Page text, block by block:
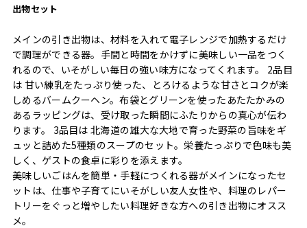
出物セット
メインの引き出物は、材料を入れて電子レンジで加熱するだけ
で調理ができる器。手間と時間をかけずに美味しい一品をつく
れるので、いそがしい毎日の強い味方になってくれます。 2品目
は 甘い練乳をたっぷり使った、とろけるような甘さとコクが楽
しめるバームクーヘン。布袋とグリーンを使ったあたたかみの
あるラッピングは、受け取った瞬間にふたりからの真心が伝わ
ります。 3品目は 北海道の雄大な大地で育った野菜の旨味をギ
ュッと詰めた5種類のスープのセット。栄養たっぷりで色味も美
しく、ゲストの食卓に彩りを添えます。
美味しいごはんを簡単・手軽につくれる器がメインになったセ
ットは、仕事や子育てにいそがしい友人女性や、料理のレパー
トリーをぐっと増やしたい料理好きな方への引き出物にオスス
メ。